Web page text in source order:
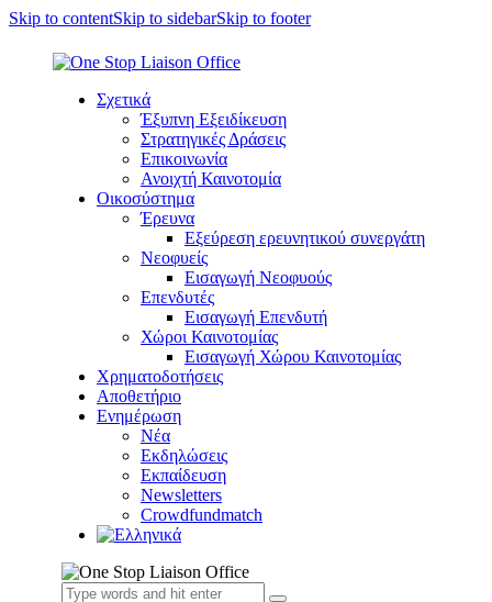
Skip to contentSkip to sidebarSkip to footer
Σχετικά
Έξυπνη Εξειδίκευση
Στρατηγικές Δράσεις
Επικοινωνία
Ανοιχτή Καινοτομία
Οικοσύστημα
Έρευνα
Εξεύρεση ερευνητικού συνεργάτη
Νεοφυείς
Εισαγωγή Νεοφυούς
Επενδυτές
Εισαγωγή Επενδυτή
Χώροι Καινοτομίας
Εισαγωγή Χώρου Καινοτομίας
Χρηματοδοτήσεις
Αποθετήριο
Ενημέρωση
Νέα
Εκδηλώσεις
Εκπαίδευση
Newsletters
Crowdfundmatch